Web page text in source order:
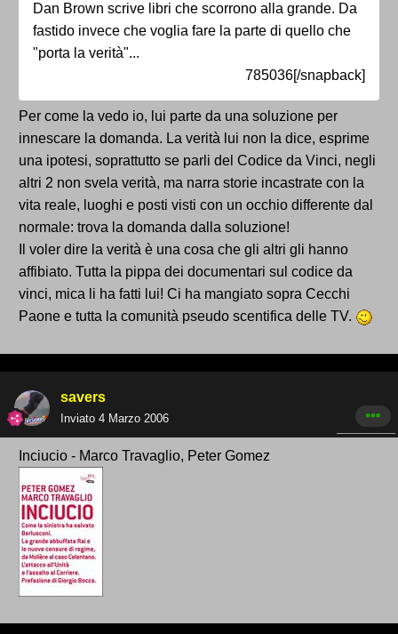
Dan Brown scrive libri che scorrono alla grande. Da
fastido invece che voglia fare la parte di quello che
"porta la verità"...
785036[/snapback]
Per come la vedo io, lui parte da una soluzione per
innescare la domanda. La verità lui non la dice, esprime
una ipotesi, soprattutto se parli del Codice da Vinci, negli
altri 2 non svela verità, ma narra storie incastrate con la
vita reale, luoghi e posti visti con un occhio differente dal
normale: trova la domanda dalla soluzione!
Il voler dire la verità è una cosa che gli altri gli hanno
affibiato. Tutta la pippa dei documentari sul codice da
vinci, mica li ha fatti lui! Ci ha mangiato sopra Cecchi
Paone e tutta la comunità pseudo scentifica delle TV.
savers
Inviato 4 Marzo 2006
Inciucio - Marco Travaglio, Peter Gomez